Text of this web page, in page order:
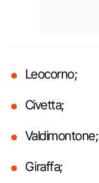
Leocorno;
Civetta;
Valdimontone;
Giraffa;